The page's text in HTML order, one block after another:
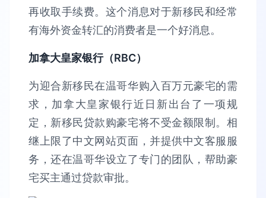
再收取手续费。这个消息对于新移民和经常
有海外资金转汇的消费者是一个好消息。
加拿大皇家银行（RBC）
为迎合新移民在温哥华购入百万元豪宅的需
求，加拿大皇家银行近日新出台了一项规
定，新移民贷款购豪宅将不受金额限制。相
继上限了中文网站页面，并提供中文客服服
务，还在温哥华设立了专门的团队，帮助豪
宅买主通过贷款审批。